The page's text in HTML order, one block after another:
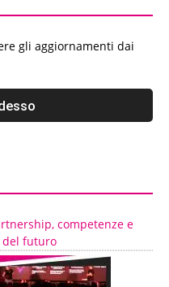
gli aggiornamenti dai
competenze e
del futuro